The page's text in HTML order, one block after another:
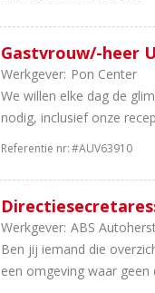
Gastvrouw/-heer
Werkgever: Pon Center
We willen elke dag de
nodig, inclusief onze
Referentie nr:#AUV63910
Werkgever: ABS
Ben jij iemand die
een omgeving waar